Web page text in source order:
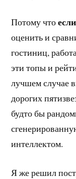
Потому что
оценить и
гостиниц,
эти топы и
лучшем случае
дорогих
будто бы
интеллектом.
Я же решил